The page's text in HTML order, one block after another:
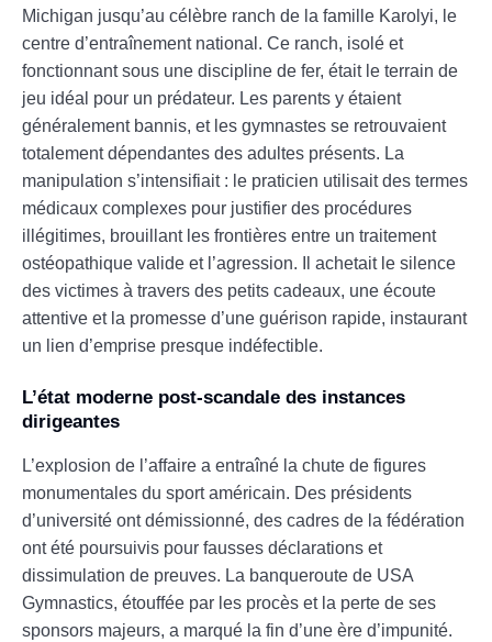
Michigan jusqu’au célèbre ranch de la famille Karolyi, le
centre d’entraînement national. Ce ranch, isolé et
fonctionnant sous une discipline de fer, était le terrain de
jeu idéal pour un prédateur. Les parents y étaient
généralement bannis, et les gymnastes se retrouvaient
totalement dépendantes des adultes présents. La
manipulation s’intensifiait : le praticien utilisait des termes
médicaux complexes pour justifier des procédures
illégitimes, brouillant les frontières entre un traitement
ostéopathique valide et l’agression. Il achetait le silence
des victimes à travers des petits cadeaux, une écoute
attentive et la promesse d’une guérison rapide, instaurant
un lien d’emprise presque indéfectible.
L’état moderne post-scandale des instances
dirigeantes
L’explosion de l’affaire a entraîné la chute de figures
monumentales du sport américain. Des présidents
d’université ont démissionné, des cadres de la fédération
ont été poursuivis pour fausses déclarations et
dissimulation de preuves. La banqueroute de USA
Gymnastics, étouffée par les procès et la perte de ses
sponsors majeurs, a marqué la fin d’une ère d’impunité.